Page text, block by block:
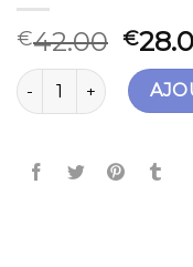
€42.00 €
quantité de sac de